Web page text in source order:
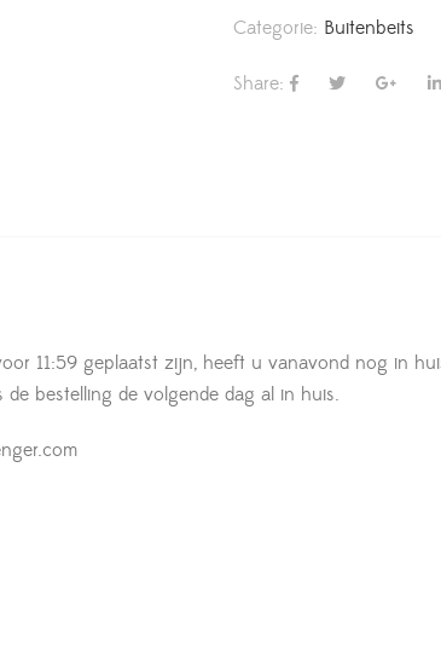
Categorie: Buitenbeits
Share:
11:59 geplaatst zijn, heeft u vanavond nog in
de bestelling de volgende dag al in huis.